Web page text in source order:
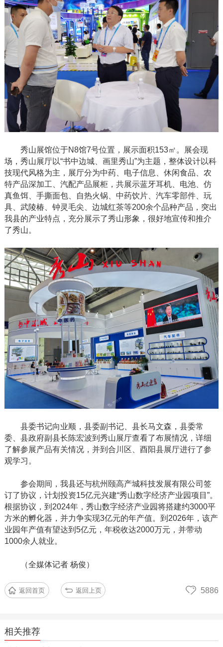
秀山展馆位于N8馆7号位置，展示面积153㎡。展会现
场，秀山展厅以“书中边城、画里秀山”为主题，整体设计以科
技现代风格为主，展厅分为中药、电子信息、休闲食品、农
特产品深加工、汽配产品展柜，共展示蓝牙耳机、电池、仿
真鱼饵、手撕面包、自热火锅、中药饮片、汽车零部件、玩
具、武陵椿、钟灵毛尖、边城红茶等200余个品种产品，突出
我县的产业特点，充分展示了秀山形象，很好地宣传和推介
了秀山。
县委书记向业顺，县委副书记、县长马文森，县委常
委、县政府副县长陈宏波到秀山展厅查看了布展情况，详细
了解参展产品有关情况，并到合川区、酉阳县展厅进行了参
观学习。
参会期间，我县还与杭州颐高产城科技发展有限公司签
订了协议，计划投资15亿元兴建“秀山数字经济产业园项目”。
根据协议，到2024年，秀山数字经济产业园将搭建约3000平
方米的孵化器，并力争实现3亿元的年产值。到2026年，该产
业园年产值有望达到5亿元，年税收达2000万元，并带动
1000余人就业。
（全媒体记者 杨俊）
返回首页 返回上页 5886
相关推荐